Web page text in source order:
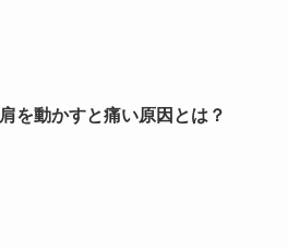
肩を動かすと痛い原因とは？